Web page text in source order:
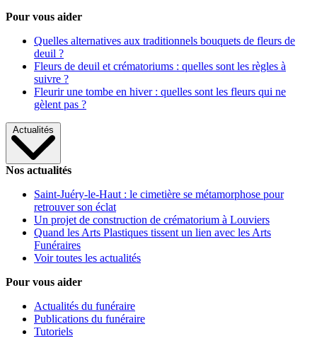
Pour vous aider
Quelles alternatives aux traditionnels bouquets de fleurs de
deuil ?
Fleurs de deuil et crématoriums : quelles sont les règles à
suivre ?
Fleurir une tombe en hiver : quelles sont les fleurs qui ne
gèlent pas ?
Actualités
Nos actualités
Saint-Juéry-le-Haut : le cimetière se métamorphose pour
retrouver son éclat
Un projet de construction de crématorium à Louviers
Quand les Arts Plastiques tissent un lien avec les Arts
Funéraires
Voir toutes les actualités
Pour vous aider
Actualités du funéraire
Publications du funéraire
Tutoriels